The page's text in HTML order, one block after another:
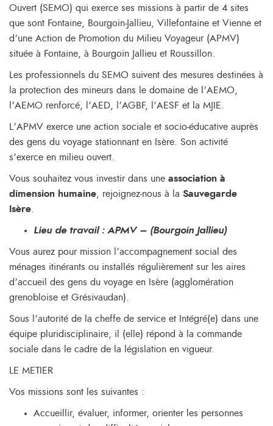
Ouvert (SEMO) qui exerce ses missions à partir de 4 sites
que sont Fontaine, Bourgoin-Jallieu, Villefontaine et Vienne et
d’une Action de Promotion du Milieu Voyageur (APMV)
située à Fontaine, à Bourgoin Jallieu et Roussillon.
Les professionnels du SEMO suivent des mesures destinées à
la protection des mineurs dans le domaine de l’AEMO,
l’AEMO renforcé, l’AED, l’AGBF, l’AESF et la MJIE.
L’APMV exerce une action sociale et socio-éducative auprès
des gens du voyage stationnant en Isère. Son activité
s’exerce en milieu ouvert.
Vous souhaitez vous investir dans une association à
dimension humaine , rejoignez-nous à la Sauvegarde
Isère
Lieu de travail : APMV – (Bourgoin Jallieu)
Vous aurez pour mission l’accompagnement social des
ménages itinérants ou installés régulièrement sur les aires
d’accueil des gens du voyage en Isère (agglomération
grenobloise et Grésivaudan).
Sous l’autorité de la cheffe de service et Intégré(e) dans une
équipe pluridisciplinaire, il (elle) répond à la commande
sociale dans le cadre de la législation en vigueur.
LE METIER
Vos missions sont les suivantes :
Accueillir, évaluer, informer, orienter les personnes